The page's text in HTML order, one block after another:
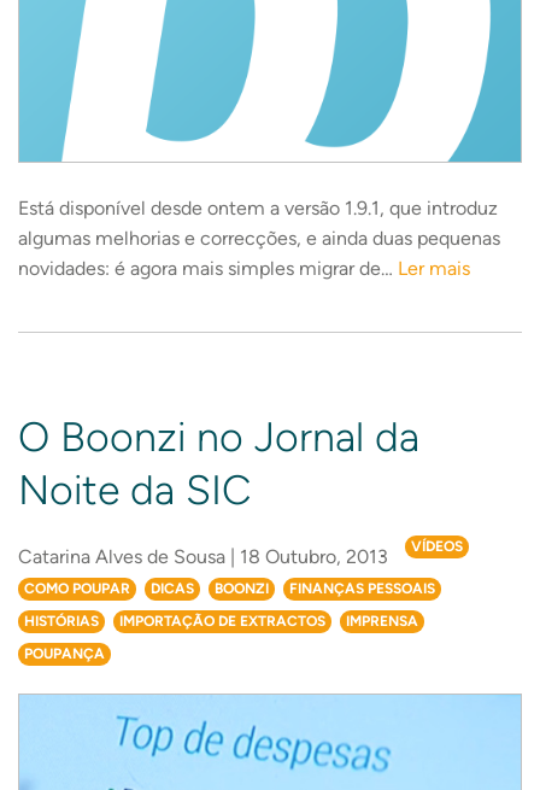
Está disponível desde ontem a versão 1.9.1, que introduz
algumas melhorias e correcções, e ainda duas pequenas
novidades: é agora mais simples migrar de… Ler mais
O Boonzi no Jornal da
Noite da SIC
Catarina Alves de Sousa | 18 Outubro, 2013 VÍDEOS
COMO POUPAR DICAS BOONZI
FINANÇAS PESSOAIS
HISTÓRIAS
IMPORTAÇÃO DE EXTRACTOS
IMPRENSA
POUPANÇA